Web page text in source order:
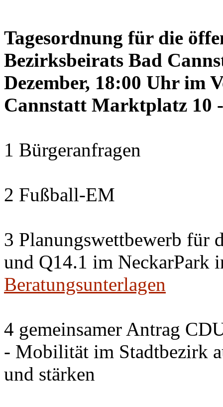
Tagesordnung für die
Bezirksbeirats Bad
Dezember, 18:00 Uhr im
Cannstatt Marktplatz 10
1 Bürgeranfragen
2 Fußball-EM
3 Planungswettbewerb für
und Q14.1 im NeckarPark
Beratungsunterlagen
4 gemeinsamer Antrag
- Mobilität im Stadtbezirk
und stärken